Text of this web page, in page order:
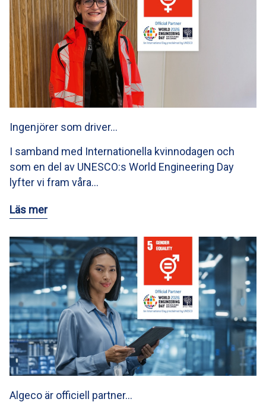
Ingenjörer som driver…
I samband med Internationella kvinnodagen och
som en del av UNESCO:s World Engineering Day
lyfter vi fram våra…
Läs mer
Algeco är officiell partner…